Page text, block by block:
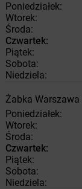
Poniedziałek:
Wtorek:
Środa:
Czwartek:
Piątek:
Sobota:
Niedziela:
Żabka Warszawa
Poniedziałek:
Wtorek:
Środa:
Czwartek:
Piątek:
Sobota:
Niedziela: